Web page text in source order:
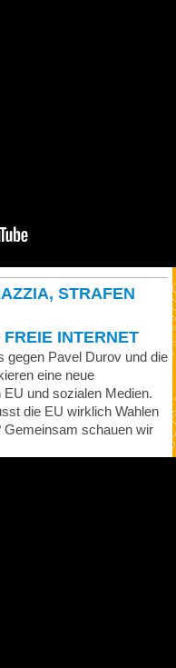
STRAFEN
INTERNET
gegen Pavel Durov und die
eine neue
und sozialen Medien.
die EU wirklich Wahlen
schauen wir